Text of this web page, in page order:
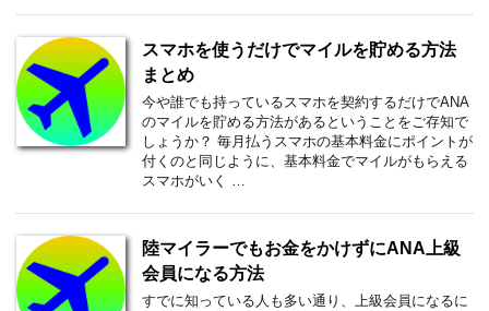
スマホを使うだけでマイルを貯める方法
まとめ
今や誰でも持っているスマホを契約するだけでANA
のマイルを貯める方法があるということをご存知で
しょうか？ 毎月払うスマホの基本料金にポイントが
付くのと同じように、基本料金でマイルがもらえる
スマホがいく …
陸マイラーでもお金をかけずにANA上級
会員になる方法
すでに知っている人も多い通り、上級会員になるに